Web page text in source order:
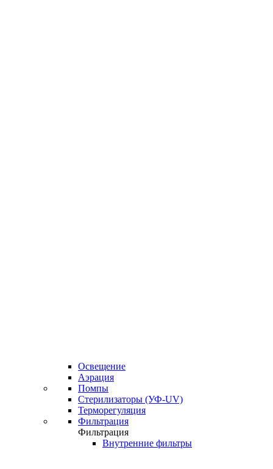
Освещение
Аэрация
Помпы
Стерилизаторы (УФ-UV)
Терморегуляция
Фильтрация
Фильтрация
Внутренние фильтры